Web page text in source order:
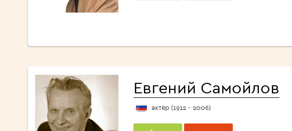
Евгений Самойлов
актёр (1912 - 2006)